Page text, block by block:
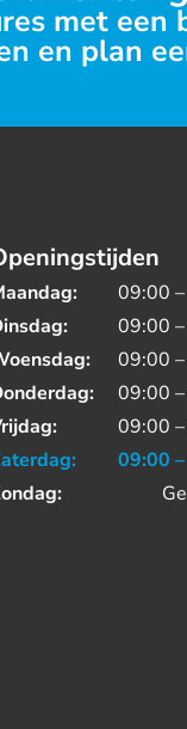
met een
en plan
09:00
09:00
09:00
09:00
09:00
09:00